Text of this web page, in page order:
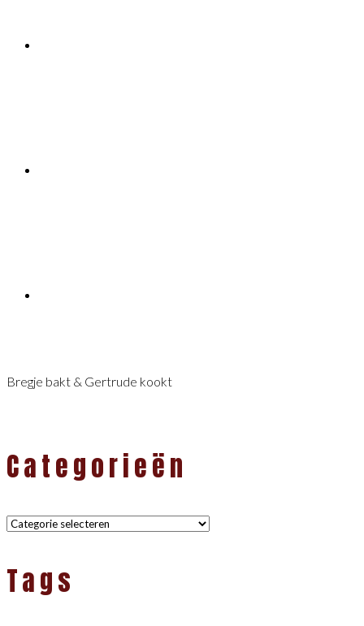
Bregje bakt & Gertrude kookt
Categorieën
Categorieën
Tags